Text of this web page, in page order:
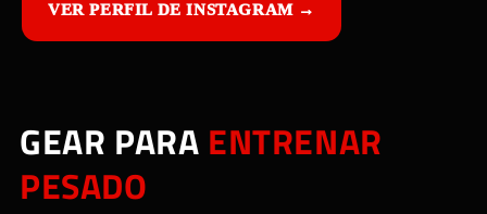
VER PERFIL DE INSTAGRAM →
GEAR PARA ENTRENAR
PESADO